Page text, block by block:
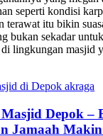
seperti kondisi
terawat itu bikin
bukan sekadar
di lingkungan
Depok –
Jamaah